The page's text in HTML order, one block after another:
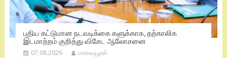
புதிய கட்டுமான நடவடிக்கை களுக்காக, தற்காலிக
இடமாற்றம் குறித்து விசேட ஆலோசனை
07.08.2026 மாவையூரன்